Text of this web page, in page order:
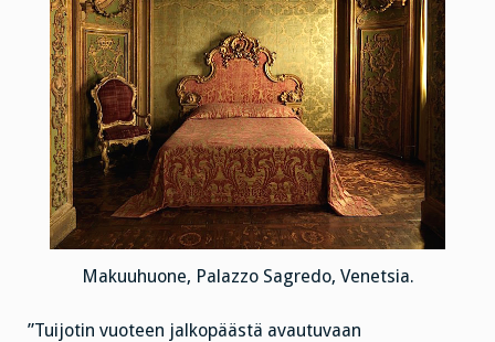
Makuuhuone, Palazzo Sagredo, Venetsia.
”Tuijotin vuoteen jalkopäästä avautuvaan